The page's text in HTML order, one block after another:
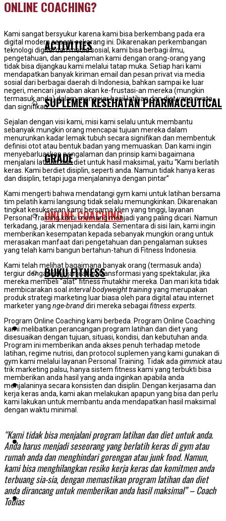
ACTIVITIES
SUPLEMEN KESEHATAN PHARMACEUTICAL
GRADE
ONLINE COACHING
BUKU FITNESS
TESTIMONIAL
BLOG
PELUANG KERJASAMA
KONTAK KAMI
ONLINE COACHING?
Kami sangat bersyukur karena kami bisa berkembang pada era
digital modern seperti sekarang ini. Dikarenakan perkembangan
teknologi digital dan media sosial, kami bisa berbagi ilmu,
pengetahuan, dan pengalaman kami dengan orang-orang yang
tidak bisa dijangkau kami melalui tatap muka. Setiap hari kami
mendapatkan banyak kiriman email dan pesan privat via media
sosial dari berbagai daerah di Indonesia, bahkan sampai ke luar
negeri, mencari jawaban akan ke-frustasi-an mereka (mungkin
termasuk anda) dalam mengejar hasil latihan dan diet yang nyata
dan signifikan.
Sejalan dengan visi kami, misi kami selalu untuk membantu
sebanyak mungkin orang mencapai tujuan mereka dalam
menurunkan kadar lemak tubuh secara signifikan dan membentuk
definisi otot atau bentuk badan yang memuaskan. Dan kami ingin
menyebarluaskan pengalaman dan prinsip kami bagaimana
menjalani latihan dan diet untuk hasil maksimal, yaitu “Kami berlatih
keras. Kami berdiet disiplin, seperti anda. Namun tidak hanya keras
dan disiplin, tetapi juga menjalaninya dengan pintar”
Kami mengerti bahwa mendatangi gym kami untuk latihan bersama
tim pelatih kami langsung tidak selalu memungkinkan. Dikarenakan
tingkat kesuksesan kami bersama klien yang tinggi, layanan
Personal Training kami memang menjadi yang paling dicari. Namun
terkadang, jarak menjadi kendala. Sementara di sisi lain, kami ingin
memberikan kesempatan kepada sebanyak mungkin orang untuk
merasakan manfaat dari pengetahuan dan pengalaman sukses
yang telah kami bangun bertahun-tahun di Fitness Indonesia.
Kami telah melihat bagaimana banyak orang (termasuk anda)
tergiur dengan janji-janji akan transformasi yang spektakular, jika
mereka membeli “alat” fitness mutakhir mereka. Dan mari kita tidak
membicarakan soal interval bodyweight trainingyang merupakan
produk strategi marketing luar biasa oleh para digital atau internet
marketer yang nge-branddiri mereka sebagai fitness experts.
Program Online Coaching kami berbeda. Program Online Coaching
kami melibatkan perancangan program latihan dan diet yang
disesuaikan dengan tujuan, situasi, kondisi, dan kebutuhan anda.
Program ini memberikan anda akses penuh terhadap metode
latihan, regime nutrisi, dan protocol suplemen yang kami gunakan di
gym kami melalui layanan Personal Training. Tidak adagimmickatau
trik marketing palsu, hanya sistem fitness kami yang terbukti bisa
memberikan anda hasil yang anda inginkan apabila anda
menjalaninya secara konsisten dan disiplin. Dengan kerjasama dan
kerja keras anda, kami akan melakukan apapun yang bisa dan perlu
kami lakukan untuk membantu anda mendapatkan hasil maksimal
dengan waktu minimal.
“Kami tidak bisa menjalani program latihan dan diet untuk anda.
Anda harus menjadi seseorang yang berlatih keras di gym atau
rumah anda dan menghindari gorengan atau junk food. Namun,
kami bisa menghilangkan resiko kerja keras dan komitmen anda
terbuang sia-sia, dengan memastikan program latihan dan diet
anda dirancang untuk memberikan anda hasil maksimal” – Coach
Tobias